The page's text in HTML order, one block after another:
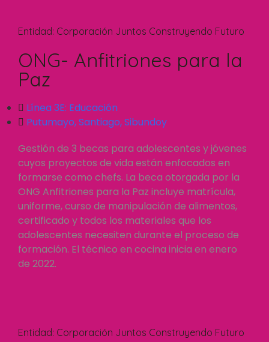
Entidad: Corporación Juntos Construyendo Futuro
ONG- Anfitriones para la
Paz
Línea 3E: Educación
Putumayo,Santiago,Sibundoy
Gestión de 3 becas para adolescentes y jóvenes
cuyos proyectos de vida están enfocados en
formarse como chefs. La beca otorgada por la
ONG Anfitriones para la Paz incluye matrícula,
uniforme, curso de manipulación de alimentos,
certificado y todos los materiales que los
adolescentes necesiten durante el proceso de
formación. El técnico en cocina inicia en enero
de 2022.
Entidad: Corporación Juntos Construyendo Futuro